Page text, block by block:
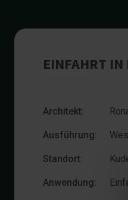
EINFAHRT IN
Architekt:
Ausführung:
Standort:
Anwendung: